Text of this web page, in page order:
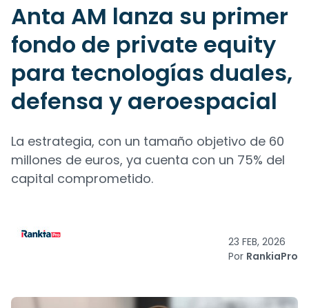
Anta AM lanza su primer
fondo de private equity
para tecnologías duales,
defensa y aeroespacial
La estrategia, con un tamaño objetivo de 60
millones de euros, ya cuenta con un 75% del
capital comprometido.
23 FEB, 2026
Por RankiaPro